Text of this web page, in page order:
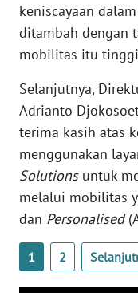
keniscayaan
ditambah dengan
mobilitas itu
Selanjutnya,
Adrianto
terima kasih atas
menggunakan
Solutions untuk
melalui mobilitas
dan Personalised
1 2
WN
SUMBAR
SUMSEL
WN
LAMPUNG
WN
JATENG